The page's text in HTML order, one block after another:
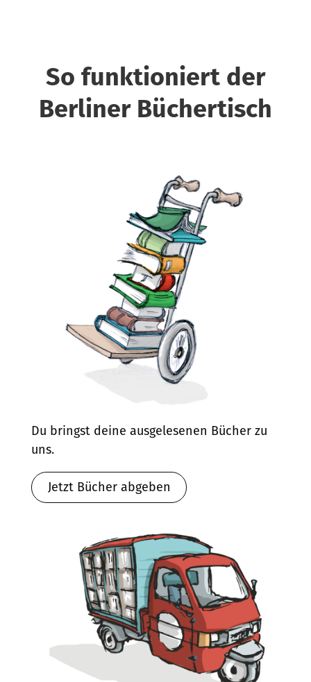
So funktioniert der
Berliner Büchertisch
Du bringst deine ausgelesenen Bücher zu
uns.
Jetzt Bücher abgeben